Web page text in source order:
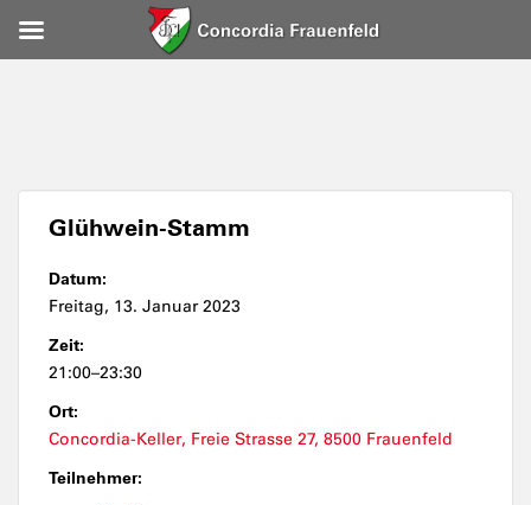
Glühwein-Stamm
Datum:
Freitag, 13. Januar 2023
Zeit:
21:00–23:30
Ort:
Concordia-Keller, Freie Strasse 27, 8500 Frauenfeld
Teilnehmer: